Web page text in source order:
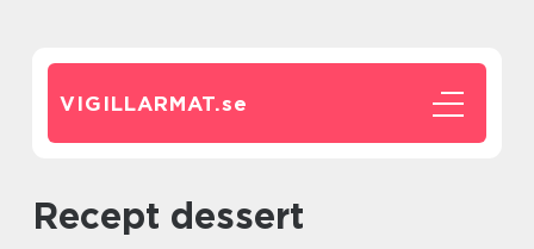
VIGILLARMAT.se
recept dessert